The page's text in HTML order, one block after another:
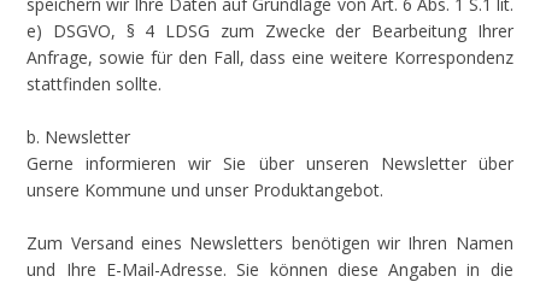
e) DSGVO, § 4 LDSG zum Zwecke der Bearbeitung Ihrer
Anfrage, sowie für den Fall, dass eine weitere Korrespondenz
stattfinden sollte.
b. Newsletter
Gerne informieren wir Sie über unseren Newsletter über
unsere Kommune und unser Produktangebot.
Zum Versand eines Newsletters benötigen wir Ihren Namen
und Ihre E-Mail-Adresse. Sie können diese Angaben in die